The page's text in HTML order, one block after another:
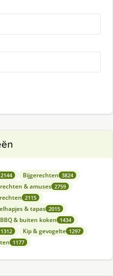
Bijgerechten 3824
& amuses 2759
2115
& tapas 2015
BBQ & buiten koken 1434
1312 Kip & gevogelte 1297
1177